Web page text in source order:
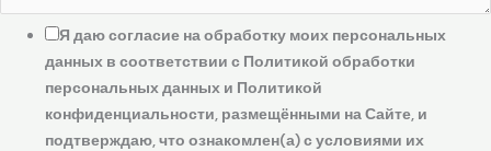
Я даю согласие на обработку моих персональных
данных в соответствии с Политикой обработки
персональных данных и Политикой
конфиденциальности, размещёнными на Сайте, и
подтверждаю, что ознакомлен(а) с условиями их